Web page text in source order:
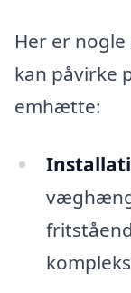
Her er
kan påvirke
emhætte: